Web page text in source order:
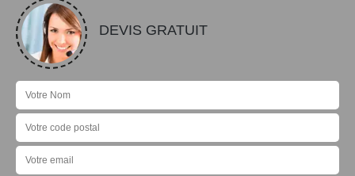
DEVIS GRATUIT